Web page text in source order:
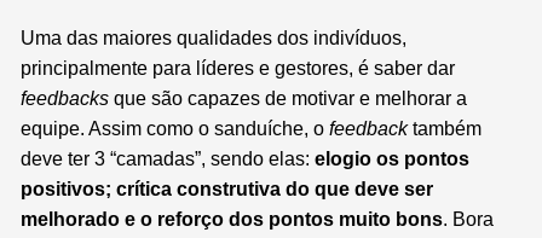
Uma das maiores qualidades dos indivíduos,
principalmente para líderes e gestores, é saber dar
feedbacks que são capazes de motivar e melhorar a
equipe. Assim como o sanduíche, o feedbacktambém
deve ter 3 “camadas”, sendo elas:elogio os pontos
positivos; crítica construtiva do que deve ser
melhorado e o reforço dos pontos muito bons. Bora